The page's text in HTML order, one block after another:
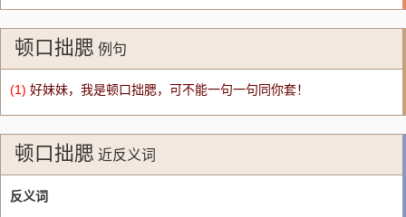
顿口拙腮 例句
(1) 好妹妹，我是顿口拙腮，可不能一句一句同你套！
顿口拙腮 近反义词
反义词